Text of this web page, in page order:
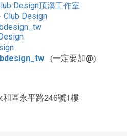
Design頂溪工作室
Club Design
(一定要加@)
和區永平路246號1樓